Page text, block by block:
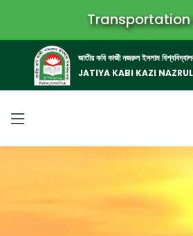
Transportation
জাতীয় কবি কাজী নজরুল ইসলাম
JATIYA KABI KAZI